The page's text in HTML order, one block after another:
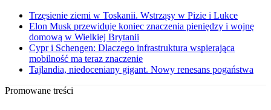
Trzęsienie ziemi w Toskanii. Wstrząsy w Pizie i Lukce
Elon Musk przewiduje koniec znaczenia pieniędzy i wojnę
domową w Wielkiej Brytanii
Cypr i Schengen: Dlaczego infrastruktura wspierająca
mobilność ma teraz znaczenie
Tajlandia, niedoceniany gigant. Nowy renesans pogaństwa
Promowane treści